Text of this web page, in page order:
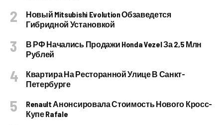
Новый Mitsubishi Evolution Обзаведется
Гибридной Установкой
В РФ Начались Продажи Honda Vezel За 2,5 Млн
Рублей
Квартира На Ресторанной Улице В Санкт-
Петербурге
Renault Анонсировала Стоимость Нового Кросс-
Купе Rafale